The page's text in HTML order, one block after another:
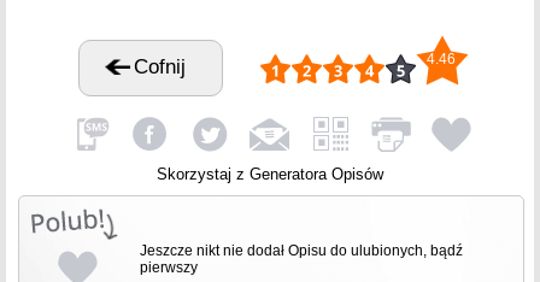
Cofnij 4.46
Skorzystaj z Generatora Opisów
Jeszcze nikt nie dodał Opisu do ulubionych, bądź
pierwszy